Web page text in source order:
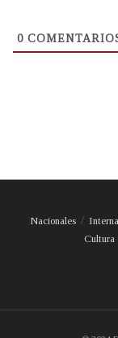
0
Nacionales
Cultura